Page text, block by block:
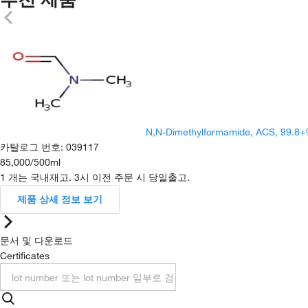
N,N-Dimethylformamide, ACS,
카탈로그 번호: 039117
85,000/500ml
1 개는 국내재고. 3시 이전 주문 시 당일출고.
제품 상세 정보 보기
문서 및 다운로드
Certificates